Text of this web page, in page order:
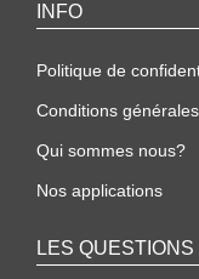
INFO
Politique de
Conditions
Qui sommes nous?
Nos applications
LES QUESTIONS